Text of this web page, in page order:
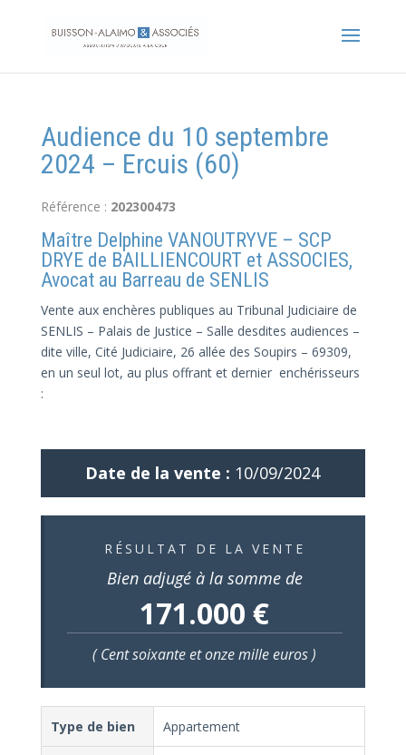
Audience du 10 septembre
2024 – Ercuis (60)
Référence : 202300473
Maître Delphine VANOUTRYVE – SCP
DRYE de BAILLIENCOURT et ASSOCIES,
Avocat au Barreau de SENLIS
Vente aux enchères publiques au Tribunal Judiciaire de
SENLIS – Palais de Justice – Salle desdites audiences –
dite ville, Cité Judiciaire, 26 allée des Soupirs – 69309,
en un seul lot, au plus offrant et dernier enchérisseurs
:
Date de la vente : 10/09/2024
RÉSULTAT DE LA VENTE
Bien adjugé à la somme de
171.000 €
( Cent soixante et onze mille euros )
Type de bien Appartement